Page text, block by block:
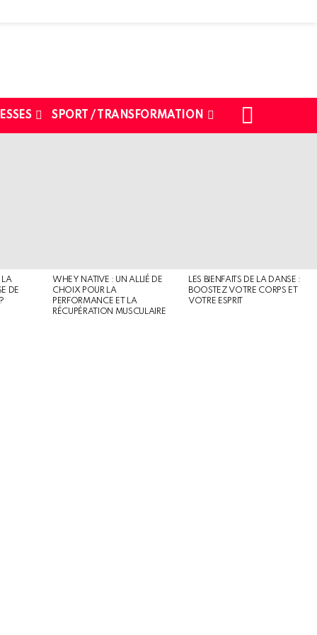
SPORT / TRANSFORMATION
LA
DE
WHEY NATIVE : UN ALLIÉ DE
CHOIX POUR LA
PERFORMANCE ET LA
RÉCUPÉRATION MUSCULAIRE
LES BIENFAITS DE LA DANSE :
BOOSTEZ VOTRE CORPS ET
VOTRE ESPRIT